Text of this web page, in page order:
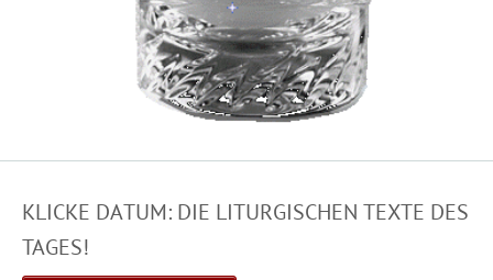
KLICKE DATUM: DIE LITURGISCHEN TEXTE DES
TAGES!